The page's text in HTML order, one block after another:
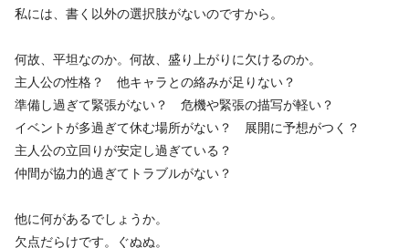
私には、書く以外の選択肢がないのですから。
何故、平坦なのか。何故、盛り上がりに欠けるのか。
主人公の性格？ 他キャラとの絡みが足りない？
準備し過ぎて緊張がない？ 危機や緊張の描写が軽い？
イベントが多過ぎて休む場所がない？ 展開に予想がつく？
主人公の立回りが安定し過ぎている？
仲間が協力的過ぎてトラブルがない？
他に何があるでしょうか。
欠点だらけです。ぐぬぬ。